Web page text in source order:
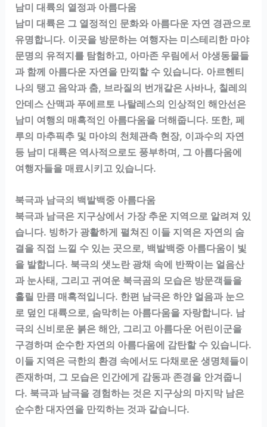
남미 대륙의 열정과 아름다움
남미 대륙은 그 열정적인 문화와 아름다운 자연 경관으로
유명합니다. 이곳을 방문하는 여행자는 미스테리한 마야
문명의 유적지를 탐험하고, 아마존 우림에서 야생동물들
과 함께 아름다운 자연을 만끽할 수 있습니다. 아르헨티
나의 탱고 음악과 춤, 브라질의 번개같은 사바나, 칠레의
안데스 산맥과 푸에르토 나탈레스의 인상적인 해안선은
남미 여행의 매혹적인 아름다움을 더해줍니다. 또한, 페
루의 마추픽추 및 마야의 천체관측 현장, 이과수의 자연
등 남미 대륙은 역사적으로도 풍부하며, 그 아름다움에
여행자들을 매료시키고 있습니다.
북극과 남극의 백발백중 아름다움
북극과 남극은 지구상에서 가장 추운 지역으로 알려져 있
습니다. 빙하가 광활하게 펼쳐진 이들 지역은 자연의 숨
결을 직접 느낄 수 있는 곳으로, 백발백중 아름다움이 빛
을 발합니다. 북극의 샛노란 광채 속에 반짝이는 얼음산
과 눈사태, 그리고 귀여운 북극곰의 모습은 방문객들을
홀릴 만큼 매혹적입니다. 한편 남극은 하얀 얼음과 눈으
로 덮인 대륙으로, 숨막히는 아름다움을 자랑합니다. 남
극의 신비로운 붉은 해안, 그리고 아름다운 어린이군을
구경하며 순수한 자연의 아름다움에 감탄할 수 있습니다.
이들 지역은 극한의 환경 속에서도 다채로운 생명체들이
존재하며, 그 모습은 인간에게 감동과 존경을 안겨줍니
다. 북극과 남극을 경험하는 것은 지구상의 마지막 남은
순수한 대자연을 만끽하는 것과 같습니다.